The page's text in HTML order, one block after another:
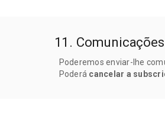
11.
Poderemos enviar-lhe
Poderá cancelar a